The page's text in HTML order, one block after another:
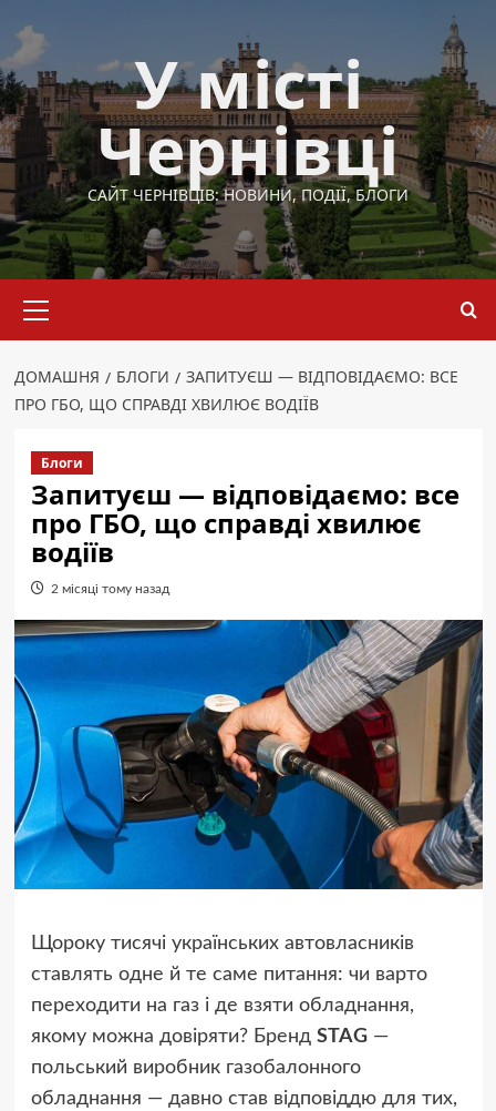
до
вмісту
У місті
Чернівці
САЙТ ЧЕРНІВЦІВ: НОВИНИ, ПОДІЇ, БЛОГИ
меню
ДОМАШНЯ БЛОГИ
ЗАПИТУЄШ — ВІДПОВІДАЄМО: ВСЕ
ПРО ГБО, ЩО СПРАВДІ ХВИЛЮЄ ВОДІЇВ
Блоги
Запитуєш — відповідаємо: все
про ГБО, що справді хвилює
водіїв
2 місяці тому назад
Щороку тисячі українських автовласників
ставлять одне й те саме питання: чи варто
переходити на газ і де взяти обладнання,
якому можна довіряти? Бренд STAG—
польський виробник газобалонного
обладнання — давно став відповіддю для тих,